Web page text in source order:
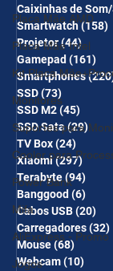
Placa Mãe AMD
Placa Mãe Intel
Kit Placa
Monitores
Suportes para
Cooler para
Power Bank
Mifa
AliExpress - Promo
Jogos
Caixinhas de
Smartwatch(158)
Projetor(44)44
Gamepad (161)
Smartphones
SSD(73)
SSD M2(45)
SSD Sata(29)29
TV Box(24)
Xiaomi(297)297
Terabyte(94)
Banggood (6)
Cabos USB(20)
Carregadores(32)
Mouse(68)68 posts
Webcam(10)